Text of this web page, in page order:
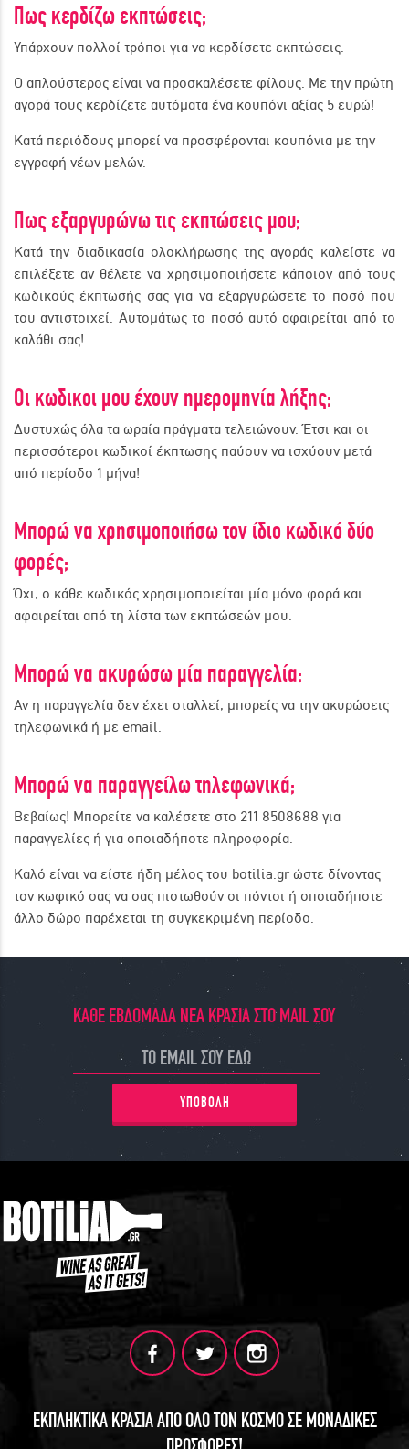
Πως κερδίζω εκπτώσεις;
Υπάρχουν πολλοί τρόποι για να κερδίσετε εκπτώσεις.
Ο απλούστερος είναι να προσκαλέσετε φίλους. Με την πρώτη
αγορά τους κερδίζετε αυτόματα ένα κουπόνι αξίας 5 ευρώ!
Κατά περιόδους μπορεί να προσφέρονται κουπόνια με την
εγγραφή νέων μελών.
Πως εξαργυρώνω τις εκπτώσεις μου;
Κατά την διαδικασία ολοκλήρωσης της αγοράς καλείστε να
επιλέξετε αν θέλετε να χρησιμοποιήσετε κάποιον από τους
κωδικούς έκπτωσής σας για να εξαργυρώσετε το ποσό που
του αντιστοιχεί. Αυτομάτως το ποσό αυτό αφαιρείται από το
καλάθι σας!
Οι κωδικοι μου έχουν ημερομηνία λήξης;
Δυστυχώς όλα τα ωραία πράγματα τελειώνουν. Έτσι και οι
περισσότεροι κωδικοί έκπτωσης παύουν να ισχύουν μετά
από περίοδο 1 μήνα!
Μπορώ να χρησιμοποιήσω τον ίδιο κωδικό δύο
φορές;
Όχι, ο κάθε κωδικός χρησιμοποιείται μία μόνο φορά και
αφαιρείται από τη λίστα των εκπτώσεών μου.
Μπορώ να ακυρώσω μία παραγγελία;
Αν η παραγγελία δεν έχει σταλλεί, μπορείς να την ακυρώσεις
τηλεφωνικά ή με email.
Μπορώ να παραγγείλω τηλεφωνικά;
Βεβαίως! Μπορείτε να καλέσετε στο 211 8508688 για
παραγγελίες ή για οποιαδήποτε πληροφορία.
Καλό είναι να είστε ήδη μέλος του botilia.gr ώστε δίνοντας
τον κωφικό σας να σας πιστωθούν οι πόντοι ή οποιαδήποτε
άλλο δώρο παρέχεται τη συγκεκριμένη περίοδο.
ΚΑΘΕ ΕΒΔΟΜΑΔΑ ΝΕΑ ΚΡΑΣΙΑ ΣΤΟ MAIL ΣΟΥ
ΥΠΟΒΟΛΗ
ΕΚΠΛΗΚΤΙΚΑ ΚΡΑΣΙΑ ΑΠΟ ΟΛΟ ΤΟΝ ΚΟΣΜΟ ΣΕ ΜΟΝΑΔΙΚΕΣ